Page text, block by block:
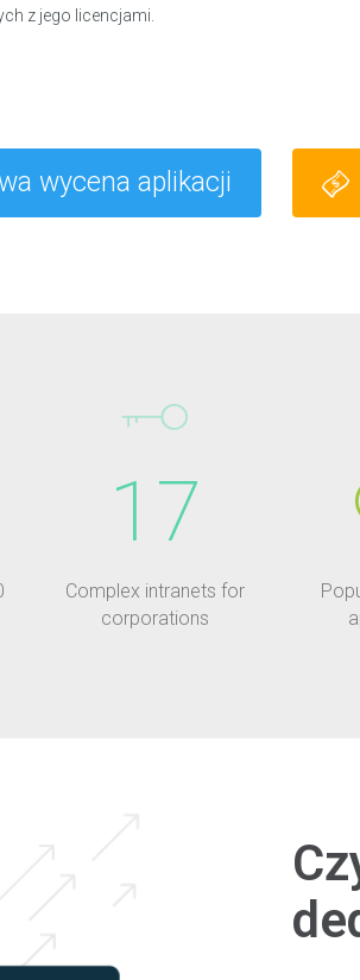
z jego licencjami.
wycena aplikacji
17
Complex intranets for
corporations